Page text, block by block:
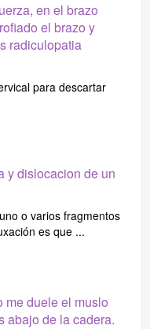
en el brazo
el brazo y
radiculopatia
para descartar
y dislocacion de un
o varios fragmentos
es que ...
me duele el muslo
abajo de la cadera.